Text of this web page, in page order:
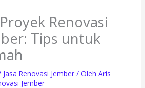
Renovasi
Tips untuk
Jasa Renovasi Jember / OlehAris
Jember